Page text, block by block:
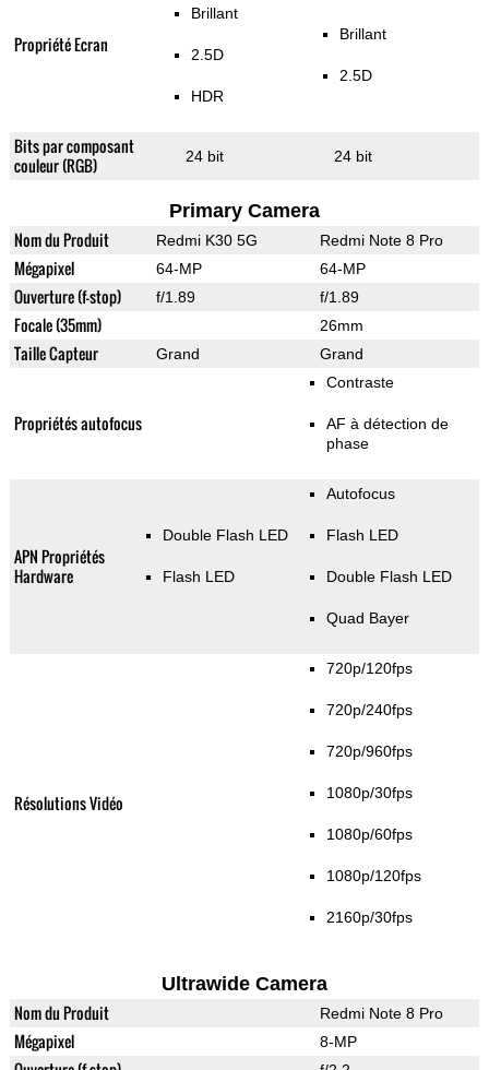
Propriété Ecran
Brillant
2.5D
HDR
Brillant
2.5D
Bits par composant
couleur (RGB)
24 bit 24 bit
Primary Camera
Nom du Produit Redmi K30 5G Redmi Note 8 Pro
Mégapixel 64-MP 64-MP
Ouverture (f-stop) f/1.89 f/1.89
Focale (35mm) 26mm
Taille Capteur Grand Grand
Propriétés autofocus
Contraste
AF à détection de
phase
APN Propriétés
Hardware
Double Flash LED
Flash LED
Autofocus
Flash LED
Double Flash LED
Quad Bayer
Résolutions Vidéo
720p/120fps
720p/240fps
720p/960fps
1080p/30fps
1080p/60fps
1080p/120fps
2160p/30fps
Ultrawide Camera
Nom du Produit Redmi Note 8 Pro
Mégapixel 8-MP